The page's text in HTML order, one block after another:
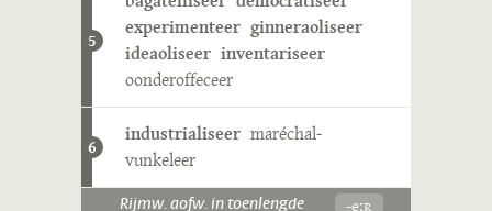
5
experimenteer ginneraoliseer
ideaoliseer inventariseer
oonderoffeceer
6
industrialiseer maréchal-
vunkeleer
Rijmw. aofw. in toenlengde -eːʀ